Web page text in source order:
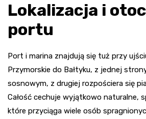
Lokalizacja i
portu
Port i marina znajdują się tuż przy
Przymorskie do Bałtyku, z jednej
sosnowym, z drugiej rozpościera się
Całość cechuje wyjątkowo naturalne,
które przyciąga wiele osób